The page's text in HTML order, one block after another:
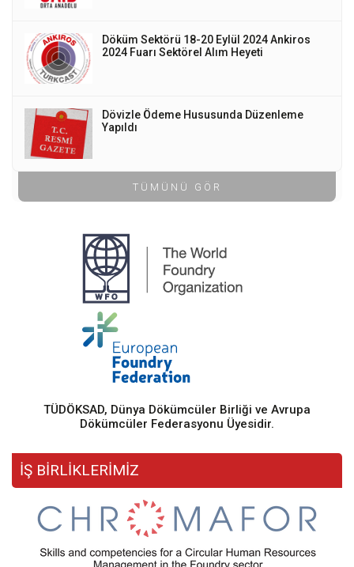
Döküm Sektörü 18-20 Eylül 2024 Ankiros
2024 Fuarı Sektörel Alım Heyeti
Dövizle Ödeme Hususunda Düzenleme
Yapıldı
TÜMÜNÜ GÖR
TÜDÖKSAD, Dünya Dökümcüler Birliği ve Avrupa
Dökümcüler Federasyonu Üyesidir.
İŞ BİRLİKLERİMİZ